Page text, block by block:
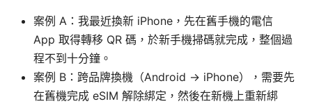
案例 A：我最近換新 iPhone，先在舊手機的電信
App 取得轉移 QR 碼，於新手機掃碼就完成，整個過
程不到十分鐘。
案例 B：跨品牌換機（Android → iPhone），需要先
在舊機完成 eSIM 解除綁定，然後在新機上重新綁